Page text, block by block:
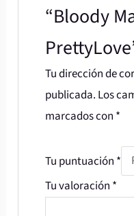
“Bloody
Tu dirección de
publicada. Los
marcados con *
Tu puntuación *
Tu valoración *